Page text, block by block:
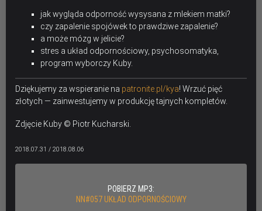
jak wygląda odporność wysysana z mlekiem matki?
czy zapalenie spojówek to prawdziwe zapalenie?
a może mózg w jelicie?
stres a układ odpornościowy, psychosomatyka,
program wyborczy Kuby.
Dziękujemy za wspieranie na patronite.pl/kya! Wrzuć pięć
złotych — zainwestujemy w produkcję tajnych kompletów.
Zdjęcie Kuby © Piotr Kucharski.
2018.07.31 / 2018.08.06
POBIERZ MP3:
NN#057 UKŁAD ODPORNOŚCIOWY